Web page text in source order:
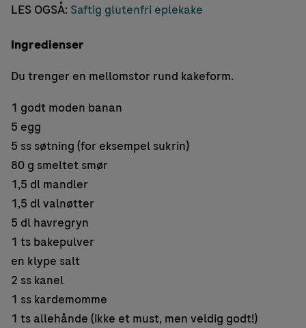
LES OGSÅ: Saftig glutenfri eplekake
Ingredienser
Du trenger en mellomstor rund kakeform.
1 godt moden banan
5 egg
5 ss søtning (for eksempel sukrin)
80 g smeltet smør
1,5 dl mandler
1,5 dl valnøtter
5 dl havregryn
1 ts bakepulver
en klype salt
2 ss kanel
1 ss kardemomme
1 ts allehånde (ikke et must, men veldig godt!)